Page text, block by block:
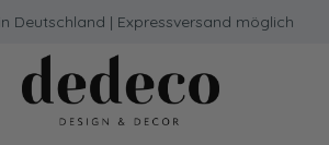
Hauptinhalt springen
Zur Suche springen
Zur Hauptnavigation springen
| Expressversand möglich